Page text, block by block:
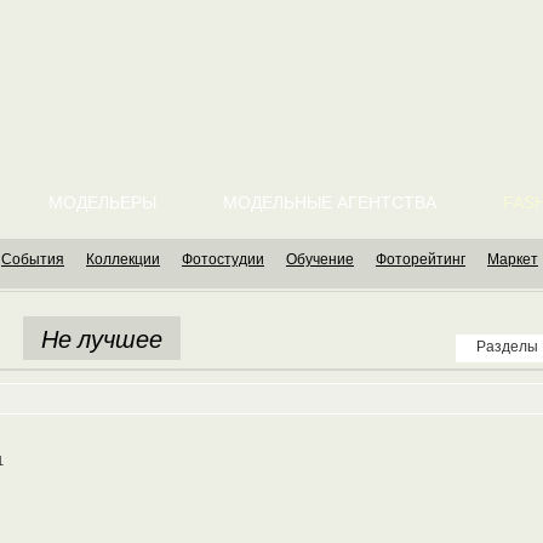
МОДЕЛЬЕРЫ МОДЕЛЬНЫЕ АГЕНТСТВА
События Коллекции Фотостудии Обучение Фоторейтинг Маркет
Разделы
Не лучшее